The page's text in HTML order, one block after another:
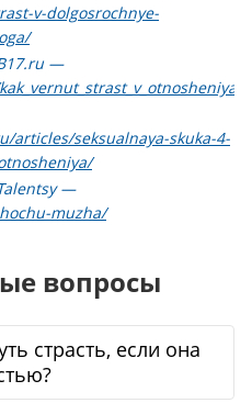
v-dolgosrochnye-
—
articles/seksualnaya-skuka-4-
—
muzha/
вопросы
страсть, если она